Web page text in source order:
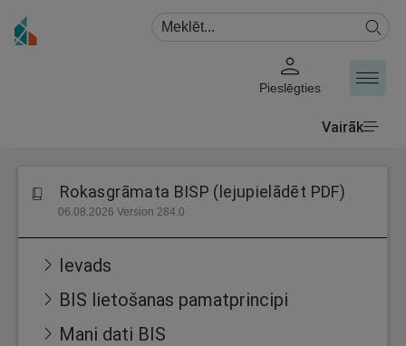
Pieslēgties
Vairāk
Rokasgrāmata BISP (lejupielādēt PDF)
06.08.2026 Version 284.0
Ievads
BIS lietošanas pamatprincipi
Mani dati BIS